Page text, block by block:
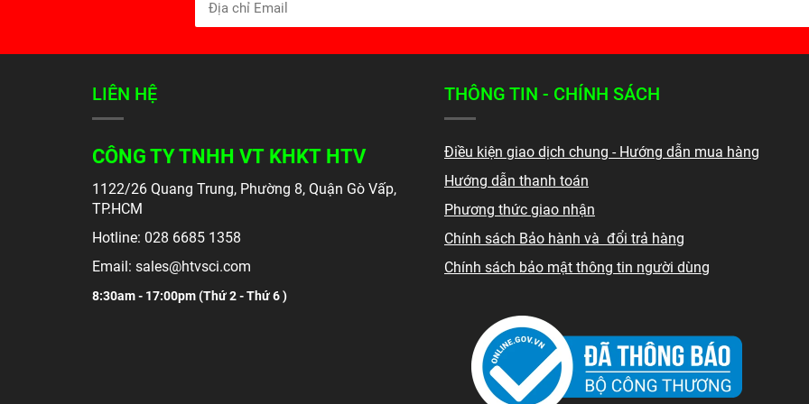
LIÊN HỆ
CÔNG TY TNHH VT KHKT HTV
1122/26 Quang Trung, Phường 8, Quận Gò Vấp,
TP.HCM
Hotline: 028 6685 1358
Email: sales@htvsci.com
8:30am - 17:00pm (Thứ 2 - Thứ 6 )
THÔNG TIN - CHÍNH SÁCH
Điều kiện giao dịch chung - Hướng dẫn mua hàng
Hướng dẫn thanh toán
Phương thức giao nhận
Chính sách Bảo hành và đổi trả hàng
Chính sách bảo mật thông tin người dùng